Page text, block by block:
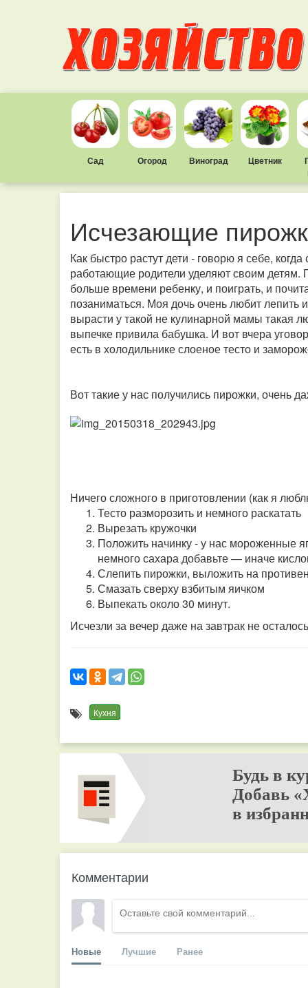
Сад Огород Виноград Цветник
Исчезающие
Как быстро растут дети - говорю я себе,
работающие родители уделяют своим детям.
больше времени ребенку, и поиграть, и
позаниматься. Моя дочь очень любит лепить
вырасти у такой не кулинарной мамы такая
выпечке привила бабушка. И вот вчера
есть в холодильнике слоеное тесто и
Вот такие у нас получились пирожки, очень
Ничего сложного в приготовлении (как я
Тесто разморозить и немного раскатать
Вырезать кружочки
Положить начинку - у нас мороженные
немного сахара добавьте — иначе
Слепить пирожки, выложить на
Смазать сверху взбитым яичком
Выпекать около 30 минут.
Исчезли за вечер даже на завтрак не
Кухня
Будь в
Добавь
в
Комментарии
Новые Лучшие Ранее